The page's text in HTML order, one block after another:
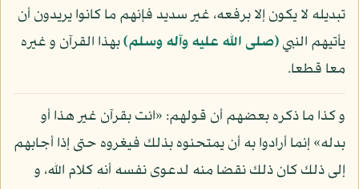
تبديله لا يكون إلا برفعه، غير سديد فإنهم ما كانوا يريدون أن
يأتيهم النبي(صلى الله عليه وآله وسلم)بهذا القرآن و غيره
معا قطعا.
و كذا ما ذكره بعضهم أن قولهم: «ائت بقرآن غير هذا أو
بدله» إنما أرادوا به أن يمتحنوه بذلك فيغروه حتى إذا أجابهم
إلى ذلك كان ذلك نقضا منه لدعوى نفسه أنه كلام الله، و